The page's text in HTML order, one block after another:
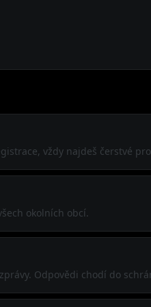
vždy najdeš čerstvé
okolních obcí.
Odpovědi chodí do